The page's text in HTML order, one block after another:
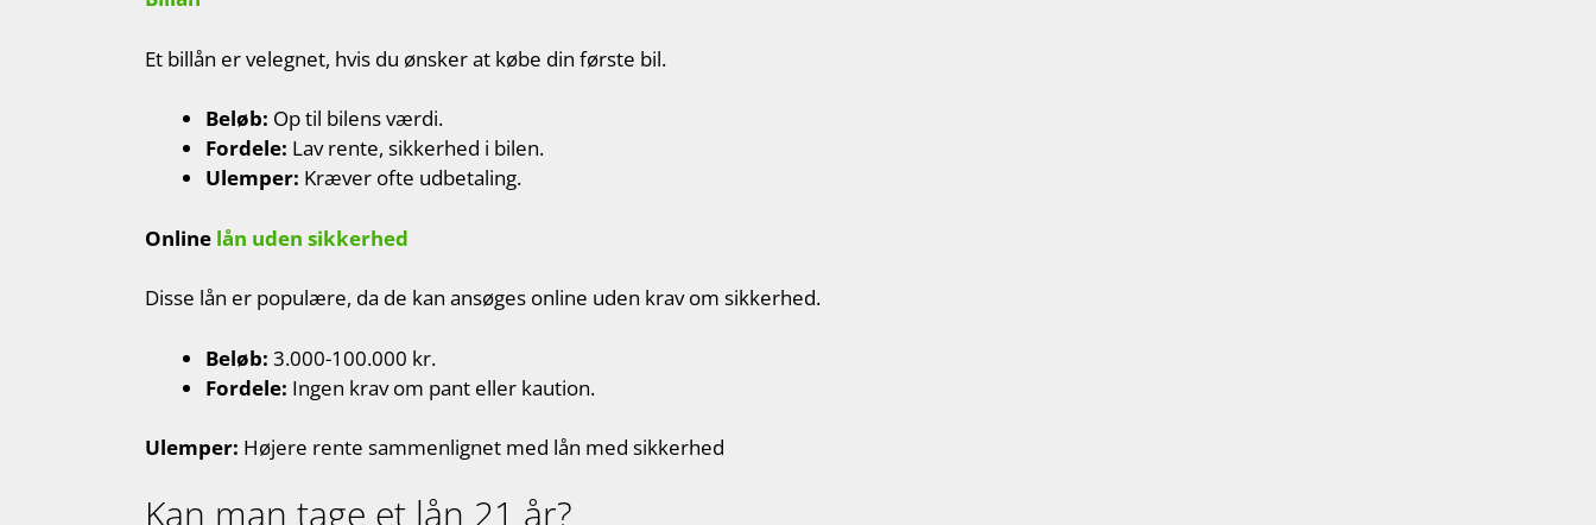
Et billån er velegnet, hvis du ønsker at købe din første bil.
Beløb: Op til bilens værdi.
Fordele: Lav rente, sikkerhed i bilen.
Ulemper: Kræver ofte udbetaling.
Online lån uden sikkerhed
Disse lån er populære, da de kan ansøges online uden krav om sikkerhed.
Beløb: 3.000-100.000 kr.
Fordele: Ingen krav om pant eller kaution.
Ulemper: Højere rente sammenlignet med lån med sikkerhed
Kan man tage et lån 21 år?